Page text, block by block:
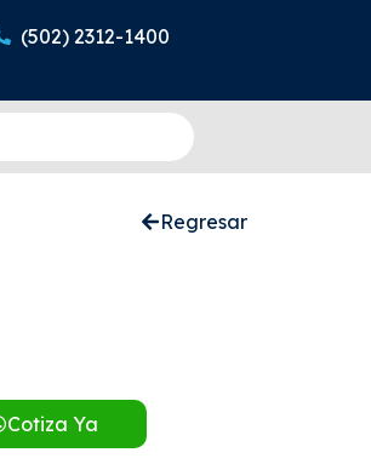
(502) 2312-1400
Regresar
Cotiza Ya